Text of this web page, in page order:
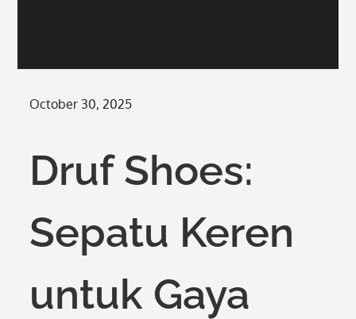
Posted
October 30, 2025
Druf Shoes:
Sepatu Keren
untuk Gaya